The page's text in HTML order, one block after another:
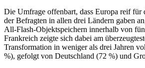
Die Umfrage offenbart, dass Europa reif für
der Befragten in allen drei Ländern gaben
All-Flash-Objektspeichern innerhalb von
Frankreich zeigte sich dabei am
Transformation in weniger als drei Jahren
%), gefolgt von Deutschland (72 %) und